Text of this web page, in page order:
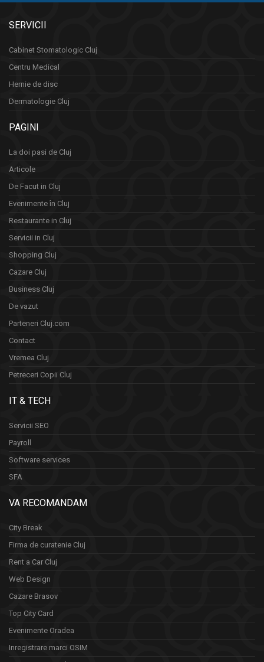
SERVICII
Cabinet Stomatologic Cluj
Centru Medical
Hernie de disc
Dermatologie Cluj
PAGINI
La doi pasi de Cluj
Articole
De Facut in Cluj
Evenimente în Cluj
Restaurante in Cluj
Servicii in Cluj
Shopping Cluj
Cazare Cluj
Business Cluj
De vazut
Parteneri Cluj.com
Contact
Vremea Cluj
Petreceri Copii Cluj
IT & TECH
Servicii SEO
Payroll
Software services
SFA
VA RECOMANDAM
City Break
Firma de curatenie Cluj
Rent a Car Cluj
Web Design
Cazare Brasov
Top City Card
Evenimente Oradea
Inregistrare marci OSIM